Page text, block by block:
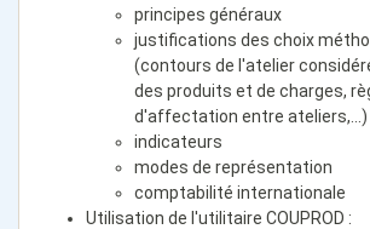
principes généraux
justifications des choix
(contours de l'atelier
des produits et de charges,
d'affectation entre ateliers,...)
indicateurs
modes de représentation
comptabilité internationale
Utilisation de l'utilitaire COUPROD :